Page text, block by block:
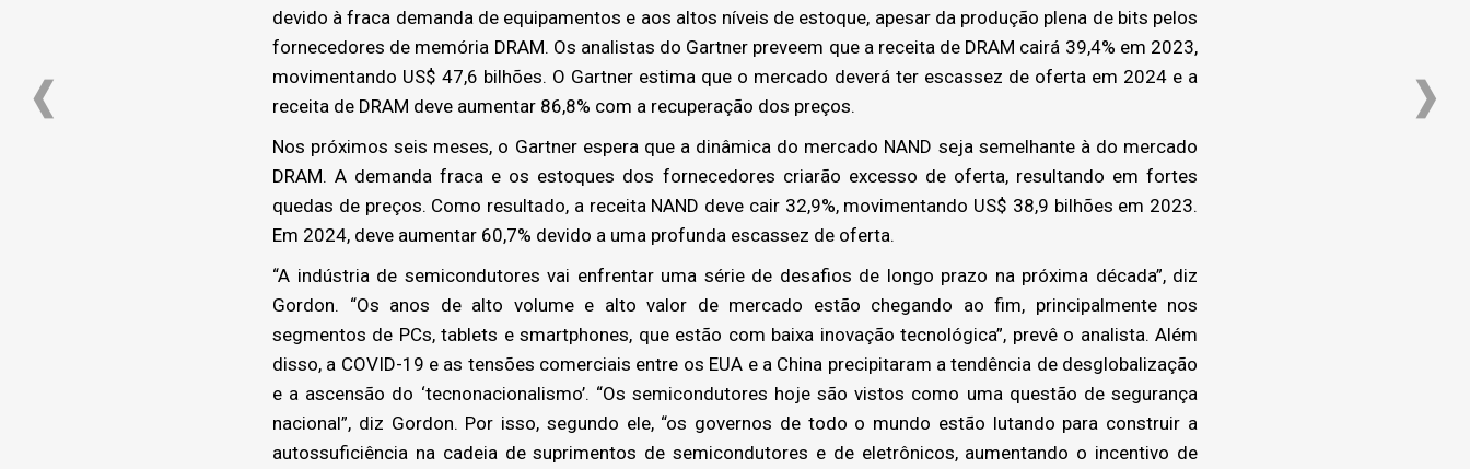
devido à fraca demanda de equipamentos e aos altos níveis de estoque, apesar da produção plena de bits pelos
fornecedores de memória DRAM. Os analistas do Gartner preveem que a receita de DRAM cairá 39,4% em 2023,
movimentando US$ 47,6 bilhões. O Gartner estima que o mercado deverá ter escassez de oferta em 2024 e a
receita de DRAM deve aumentar 86,8% com a recuperação dos preços.
Nos próximos seis meses, o Gartner espera que a dinâmica do mercado NAND seja semelhante à do mercado
DRAM. A demanda fraca e os estoques dos fornecedores criarão excesso de oferta, resultando em fortes
quedas de preços. Como resultado, a receita NAND deve cair 32,9%, movimentando US$ 38,9 bilhões em 2023.
Em 2024, deve aumentar 60,7% devido a uma profunda escassez de oferta.
“A indústria de semicondutores vai enfrentar uma série de desafios de longo prazo na próxima década”, diz
Gordon. “Os anos de alto volume e alto valor de mercado estão chegando ao fim, principalmente nos
segmentos de PCs, tablets e smartphones, que estão com baixa inovação tecnológica”, prevê o analista. Além
disso, a COVID-19 e as tensões comerciais entre os EUA e a China precipitaram a tendência de desglobalização
e a ascensão do ‘tecnonacionalismo’. “Os semicondutores hoje são vistos como uma questão de segurança
nacional”, diz Gordon. Por isso, segundo ele, “os governos de todo o mundo estão lutando para construir a
autossuficiência na cadeia de suprimentos de semicondutores e de eletrônicos, aumentando o incentivo de